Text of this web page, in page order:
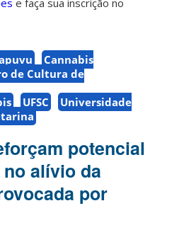
e faça sua inscrição no
Cannabis
de Cultura de
UFSC
Universidade
potencial
alívio da
por